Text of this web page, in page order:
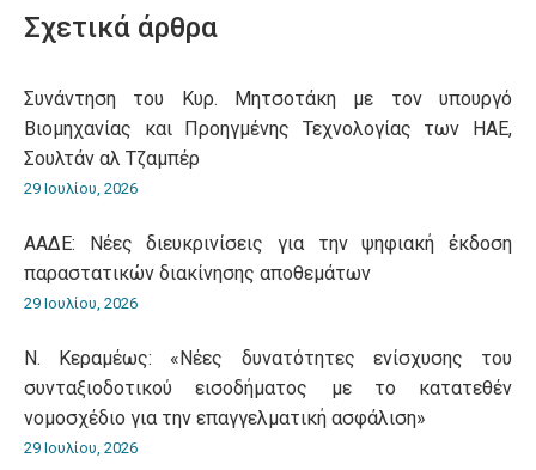
Σχετικά άρθρα
Συνάντηση του Κυρ. Μητσοτάκη με τον υπουργό
Βιομηχανίας και Προηγμένης Τεχνολογίας των ΗΑΕ,
Σουλτάν αλ Τζαμπέρ
29 Ιουλίου, 2026
ΑΑΔΕ: Νέες διευκρινίσεις για την ψηφιακή έκδοση
παραστατικών διακίνησης αποθεμάτων
29 Ιουλίου, 2026
Ν. Κεραμέως: «Νέες δυνατότητες ενίσχυσης του
συνταξιοδοτικού εισοδήματος με το κατατεθέν
νομοσχέδιο για την επαγγελματική ασφάλιση»
29 Ιουλίου, 2026